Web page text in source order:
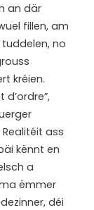
an där
fillen, am
no
kréien.
ass
kënnt en
a
ëmmer
déi